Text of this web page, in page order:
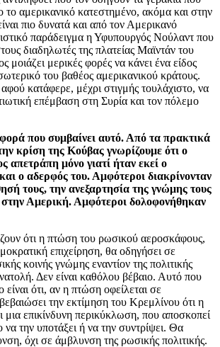
το αμερικανικό κατεστημένο, ακόμα και στην
πιο δυνατά και από τον Αμερικανό
παράδειγμα η Υφυπουργός Νούλαντ που
διαδηλωτές της πλατείας Μαϊντάν του
μερικές φορές να κάνει ένα είδος
του βαθέος αμερικανικού κράτους.
κατάφερε, μέχρι στιγμής τουλάχιστο, να
επέμβαση στη Συρία και τον πόλεμο
που συμβαίνει αυτό. Από τα πρακτικά
κρίση της Κούβας γνωρίζουμε ότι ο
απετράπη μόνο γιατί ήταν εκεί ο
ο αδερφός του. Αμφότεροι διακρίνονταν
τους, την ανεξαρτησία της γνώμης τους
στην Αμερική. Αμφότεροι δολοφονήθηκαν
ότι η πτώση του ρωσικού αεροσκάφους,
επιχείρηση, θα οδηγήσει σε
κοινής γνώμης εναντίον της πολιτικής
Δεν είναι καθόλου βέβαιο. Αυτό που
είναι ότι, αν η πτώση οφείλεται σε
την εκτίμηση του Κρεμλίνου ότι η
μια επικίνδυνη περικύκλωση, που αποσκοπεί
την υποτάξει ή να την συντρίψει. Θα
όχι σε άμβλυνση της ρωσικής πολιτικής.